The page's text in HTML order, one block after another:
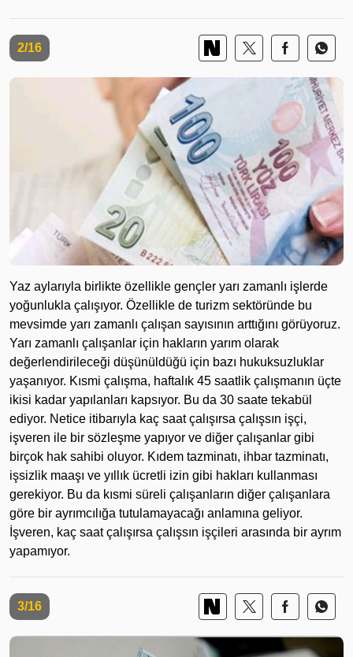
2/16
Yaz aylarıyla birlikte özellikle gençler yarı zamanlı işlerde
yoğunlukla çalışıyor. Özellikle de turizm sektöründe bu
mevsimde yarı zamanlı çalışan sayısının arttığını görüyoruz.
Yarı zamanlı çalışanlar için hakların yarım olarak
değerlendirileceği düşünüldüğü için bazı hukuksuzluklar
yaşanıyor. Kısmi çalışma, haftalık 45 saatlik çalışmanın üçte
ikisi kadar yapılanları kapsıyor. Bu da 30 saate tekabül
ediyor. Netice itibarıyla kaç saat çalışırsa çalışsın işçi,
işveren ile bir sözleşme yapıyor ve diğer çalışanlar gibi
birçok hak sahibi oluyor. Kıdem tazminatı, ihbar tazminatı,
işsizlik maaşı ve yıllık ücretli izin gibi hakları kullanması
gerekiyor. Bu da kısmi süreli çalışanların diğer çalışanlara
göre bir ayrımcılığa tutulamayacağı anlamına geliyor.
İşveren, kaç saat çalışırsa çalışsın işçileri arasında bir ayrım
yapamıyor.
3/16